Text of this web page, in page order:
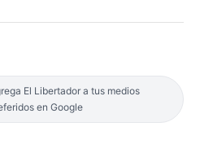
El Libertador a tus medios
en Google